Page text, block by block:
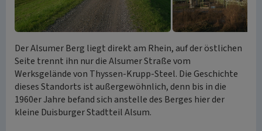
Der Alsumer Berg liegt direkt am Rhein, auf der östlichen
Seite trennt ihn nur die Alsumer Straße vom
Werksgelände von Thyssen-Krupp-Steel. Die Geschichte
dieses Standorts ist außergewöhnlich, denn bis in die
1960er Jahre befand sich anstelle des Berges hier der
kleine Duisburger Stadtteil Alsum.